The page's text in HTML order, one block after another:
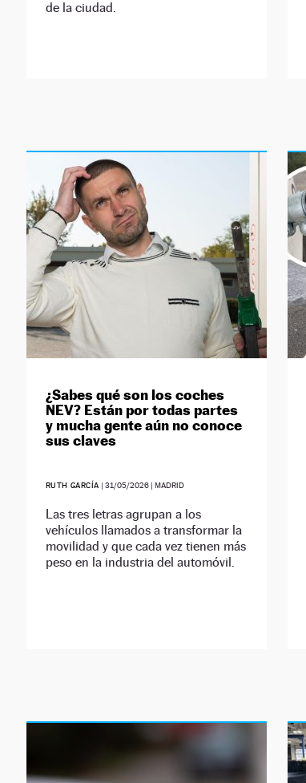
de la ciudad.
¿Sabes qué son los coches
NEV? Están por todas partes
y mucha gente aún no conoce
sus claves
RUTH GARCÍA |31/05/2026 | MADRID
Las tres letras agrupan a los
vehículos llamados a transformar la
movilidad y que cada vez tienen más
peso en la industria del automóvil.